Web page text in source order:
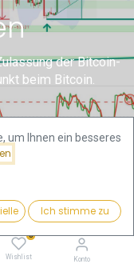
0
Wishlist Konto
der Bitcoin-
beim Bitcoin.
um Ihnen ein besseres
Ich stimme zu